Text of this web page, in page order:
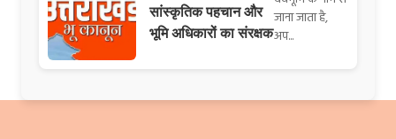
सांस्कृतिक पहचान और
भूमि अधिकारों का संरक्षक
जाना जाता है,
अप...